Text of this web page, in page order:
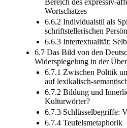
Bereich des expressiv-
Wortschatzes
6.6.2 Individualstil als
schriftstellerischen
6.6.3 Intertextualität:
6.7 Das Bild von den
Widerspiegelung in der
6.7.1 Zwischen Politik
auf lexikalisch-
6.7.2 Bildung und
Kulturwörter?
6.7.3 Schlüsselbegriffe:
6.7.4 Teufelsmetaphorik